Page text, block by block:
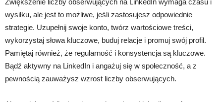
Zwiększenie liczby obserwujących na LinkedIn wymaga czasu i
wysiłku, ale jest to możliwe, jeśli zastosujesz odpowiednie
strategie. Uzupełnij swoje konto, twórz wartościowe treści,
wykorzystaj słowa kluczowe, buduj relacje i promuj swój profil.
Pamiętaj również, że regularność i konsystencja są kluczowe.
Bądź aktywny na LinkedIn i angażuj się w społeczność, a z
pewnością zauważysz wzrost liczby obserwujących.